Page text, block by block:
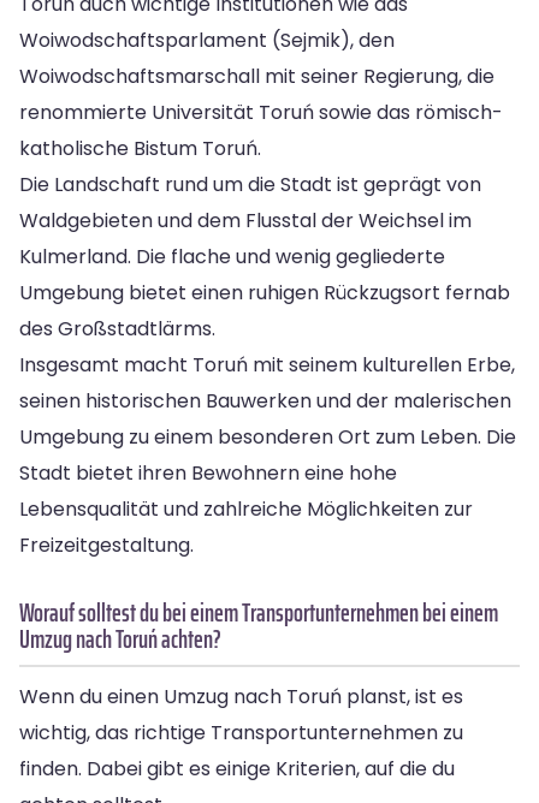
Woiwodschaftsparlament (Sejmik), den
Woiwodschaftsmarschall mit seiner Regierung, die
renommierte Universität Toruń sowie das römisch-
katholische Bistum Toruń.
Die Landschaft rund um die Stadt ist geprägt von
Waldgebieten und dem Flusstal der Weichsel im
Kulmerland. Die flache und wenig gegliederte
Umgebung bietet einen ruhigen Rückzugsort fernab
des Großstadtlärms.
Insgesamt macht Toruń mit seinem kulturellen Erbe,
seinen historischen Bauwerken und der malerischen
Umgebung zu einem besonderen Ort zum Leben. Die
Stadt bietet ihren Bewohnern eine hohe
Lebensqualität und zahlreiche Möglichkeiten zur
Freizeitgestaltung.
Worauf solltest du bei einem Transportunternehmen bei einem
Umzug nach Toruń achten?
Wenn du einen Umzug nach Toruń planst, ist es
wichtig, das richtige Transportunternehmen zu
finden. Dabei gibt es einige Kriterien, auf die du